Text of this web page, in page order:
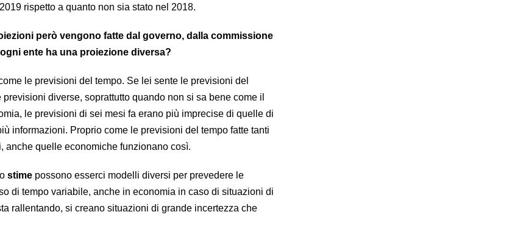
rispetto a quanto non sia stato nel 2018.
però vengono fatte dal governo, dalla commissione
ente ha una proiezione diversa?
le previsioni del tempo. Se lei sente le previsioni del
diverse, soprattutto quando non si sa bene come il
le previsioni di sei mesi fa erano più imprecise di quelle di
informazioni. Proprio come le previsioni del tempo fatte tanti
anche quelle economiche funzionano così.
stime possono esserci modelli diversi per prevedere le
di tempo variabile, anche in economia in caso di situazioni di
rallentando, si creano situazioni di grande incertezza che